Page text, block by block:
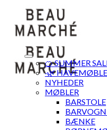
content
🍊 SUMMER
·🌿
NYHEDER
MØBLER
BARSTOLE
BÆNKE